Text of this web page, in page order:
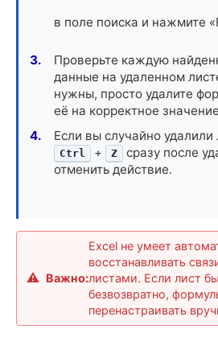
в поле поиска и нажмите
Проверьте каждую
данные на удаленном
нужны, просто удалите
её на корректное
Если вы случайно
Ctrl + Z
сразу после
отменить действие.
Важно:
Excel не умеет
восстанавливать
листами. Если лист
безвозвратно,
перенастраивать